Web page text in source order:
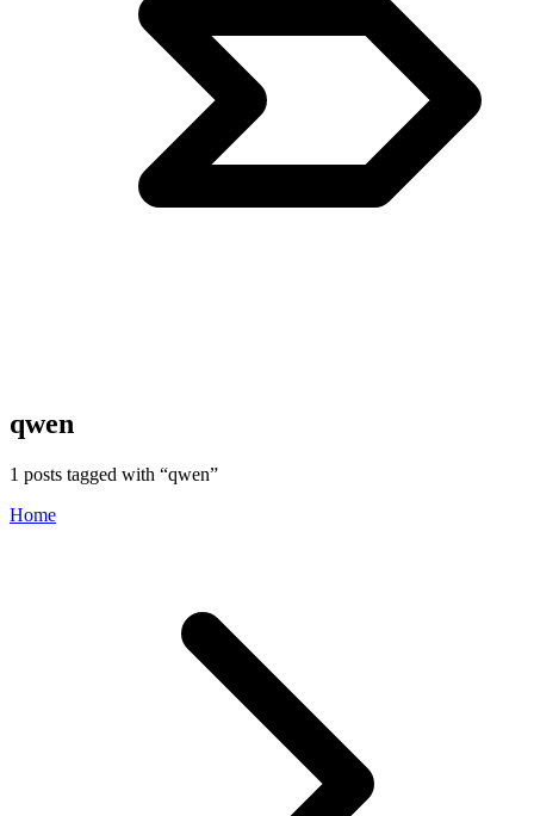
qwen
1 posts tagged with “qwen”
Home